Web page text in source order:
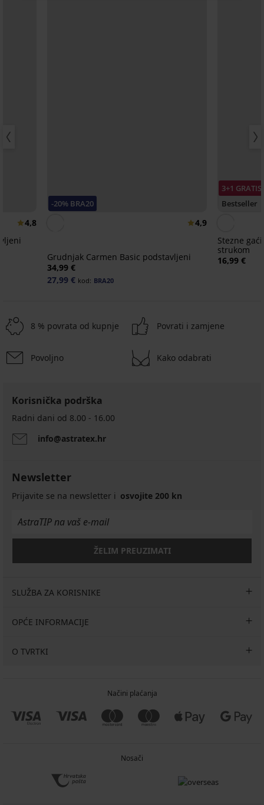
4,8
-20% BRA20
4,9
Grudnjak Carmen Basic podstavljeni
34,99 €
27,99 € kod: BRA20
3+1 GRATIS
Bestseller
Stezne
strukom
16,99 €
-30%
Ogrtač
od
dugi
37,79
€
8 % povrata od kupnje Povrati i zamjene
Povoljno Kako odabrati
Korisnička podrška
Radni dani od 8.00 - 16.00
info@astratex.hr
Newsletter
Prijavite se na newsletter i osvojite 200 kn
ŽELIM PREUZIMATI
SLUŽBA ZA KORISNIKE
OPĆE INFORMACIJE
O TVRTKI
Načini plaćanja
Nosači